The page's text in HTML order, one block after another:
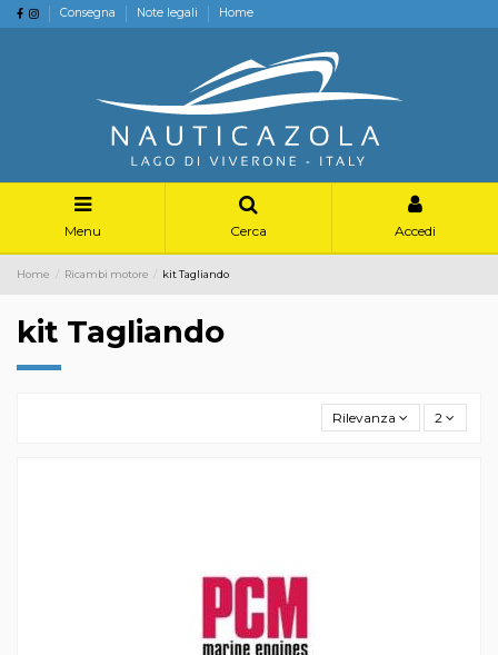
Consegna Note legali Home
Menu Cerca Accedi
Home Ricambi motore kit Tagliando
kit Tagliando
Rilevanza 2